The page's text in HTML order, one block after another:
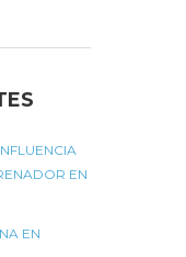
EN
EN